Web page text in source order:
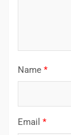
Name *
Email *